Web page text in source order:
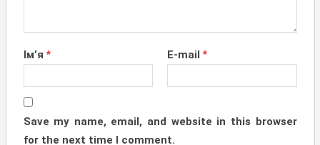
Ім’я * E-mail *
Save my name, email, and website in this browser
for the next time I comment.